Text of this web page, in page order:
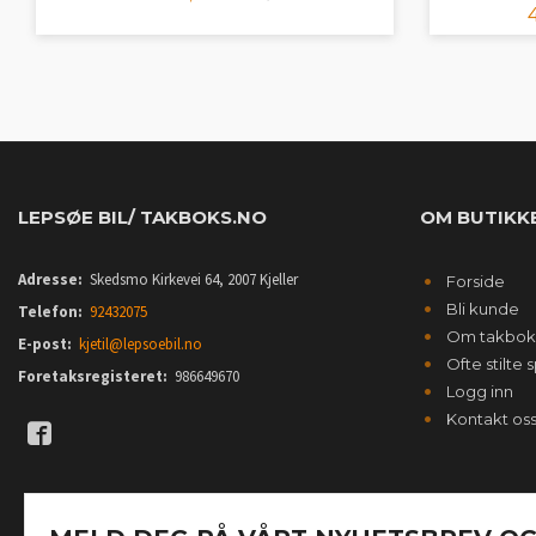
LEPSØE BIL/ TAKBOKS.NO
Adresse: Skedsmo Kirkevei 64, 2007 Kjeller
Telefon: 92432075
E-post: kjetil@lepsoebil.no
Foretaksregisteret: 986649670
OM
Forside
Bli kunde
Om
Ofte stilte
Logg inn
Kontakt oss